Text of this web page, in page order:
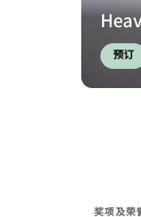
预订
奖项及荣